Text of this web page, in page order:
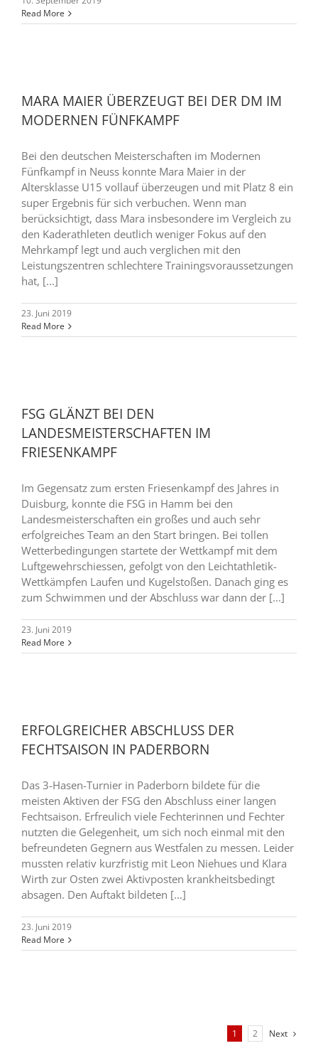
Read More
MARA MAIER ÜBERZEUGT BEI DER DM IM
MODERNEN FÜNFKAMPF
Bei den deutschen Meisterschaften im Modernen
Fünfkampf in Neuss konnte Mara Maier in der
Altersklasse U15 vollauf überzeugen und mit Platz 8 ein
super Ergebnis für sich verbuchen. Wenn man
berücksichtigt, dass Mara insbesondere im Vergleich zu
den Kaderathleten deutlich weniger Fokus auf den
Mehrkampf legt und auch verglichen mit den
Leistungszentren schlechtere Trainingsvoraussetzungen
hat, [...]
23. Juni 2019
Read More
FSG GLÄNZT BEI DEN
LANDESMEISTERSCHAFTEN IM
FRIESENKAMPF
Im Gegensatz zum ersten Friesenkampf des Jahres in
Duisburg, konnte die FSG in Hamm bei den
Landesmeisterschaften ein großes und auch sehr
erfolgreiches Team an den Start bringen. Bei tollen
Wetterbedingungen startete der Wettkampf mit dem
Luftgewehrschiessen, gefolgt von den Leichtathletik-
Wettkämpfen Laufen und Kugelstoßen. Danach ging es
zum Schwimmen und der Abschluss war dann der [...]
23. Juni 2019
Read More
ERFOLGREICHER ABSCHLUSS DER
FECHTSAISON IN PADERBORN
Das 3-Hasen-Turnier in Paderborn bildete für die
meisten Aktiven der FSG den Abschluss einer langen
Fechtsaison. Erfreulich viele Fechterinnen und Fechter
nutzten die Gelegenheit, um sich noch einmal mit den
befreundeten Gegnern aus Westfalen zu messen. Leider
mussten relativ kurzfristig mit Leon Niehues und Klara
Wirth zur Osten zwei Aktivposten krankheitsbedingt
absagen. Den Auftakt bildeten [...]
23. Juni 2019
Read More
1 2 Next